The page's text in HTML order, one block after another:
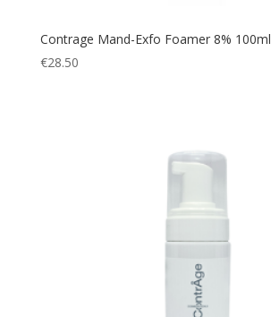
Contrage Mand-Exfo Foamer 8% 100ml
€28.50